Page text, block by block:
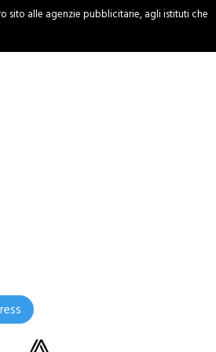
sito alle agenzie pubblicitarie, agli istituti che